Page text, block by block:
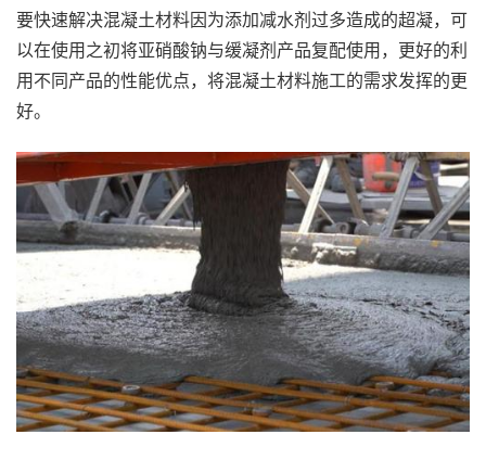
要快速解决混凝土材料因为添加减水剂过多造成的超凝，可
以在使用之初将亚硝酸钠与缓凝剂产品复配使用，更好的利
用不同产品的性能优点，将混凝土材料施工的需求发挥的更
好。